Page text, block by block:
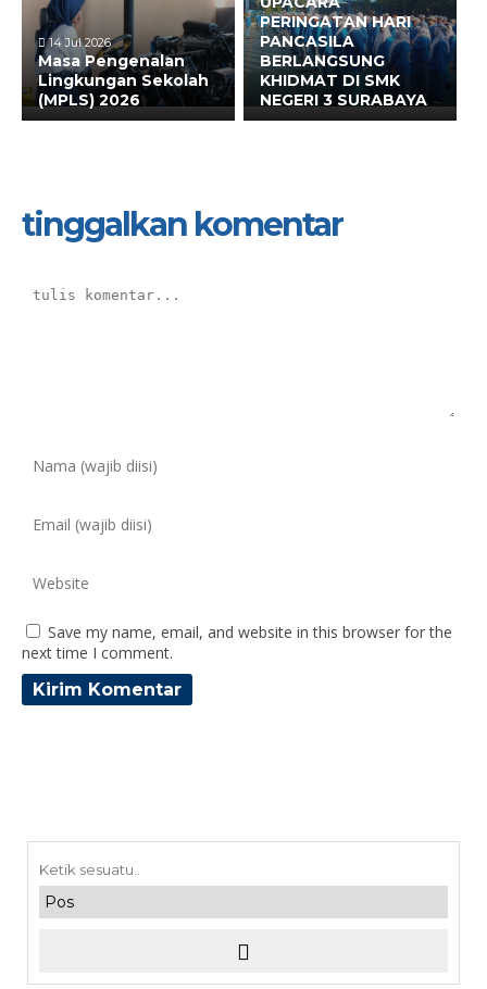
14 Jul 2026
Masa Pengenalan
Lingkungan Sekolah
(MPLS) 2026
PERINGATAN HARI
PANCASILA
BERLANGSUNG
KHIDMAT DI SMK
NEGERI 3 SURABAYA
tinggalkan komentar
Save my name, email, and website in this browser for the
next time I comment.